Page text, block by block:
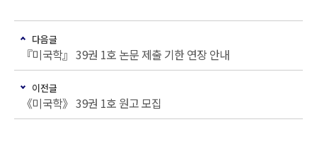
다음글
『미국학』 39권 1호 논문 제출 기한 연장 안내
이전글
《미국학》 39권 1호 원고 모집